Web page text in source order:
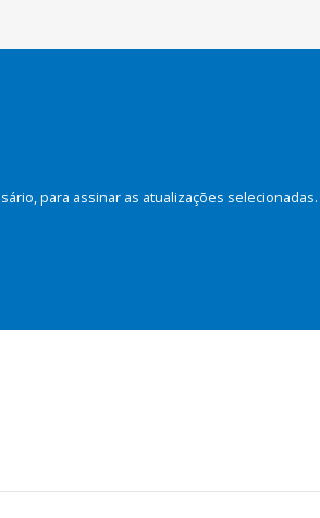
para assinar as atualizações selecionadas.